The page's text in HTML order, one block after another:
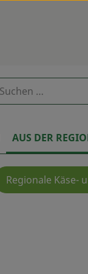
AUS DER
Regionale Käse-